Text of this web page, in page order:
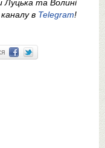
Луцька та Волині
в Telegram!